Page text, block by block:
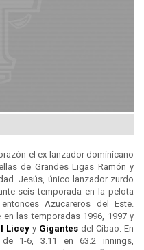
el ex lanzador dominicano
de Grandes Ligas Ramón y
Jesús, único lanzador zurdo
seis temporada en la pelota
Azucareros del Este.
las temporadas 1996, 1997 y
Licey y Gigantes del Cibao. En
1-6, 3.11 en 63.2 innings,